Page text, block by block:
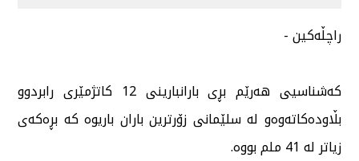
راچڵەكین -
كەشناسیی هەرێم بڕی بارانبارینی 12 كاتژمێری رابردوو
بڵاودەكاتەوەو لە سلێمانی زۆرترین باران باریوە كە بڕەكەی
زیاتر لە 41 ملم بووە.